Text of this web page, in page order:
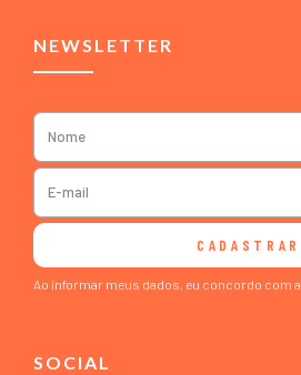
NEWSLETTER
CADASTRAR
Ao informar meus dados, eu concordo com a
SOCIAL